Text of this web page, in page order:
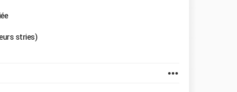
stries)